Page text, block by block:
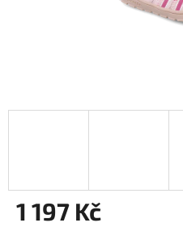
1 197 Kč